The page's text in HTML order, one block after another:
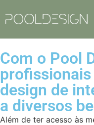
Com o Pool
design de
a diversos
Além de ter acesso às